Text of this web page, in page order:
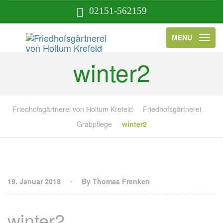
02151-562159
MENU
winter2
Friedhofsgärtnerei von Holtum Krefeld
Friedhofsgärtnerei
Grabpflege
winter2
19. Januar 2018 By Thomas Frenken